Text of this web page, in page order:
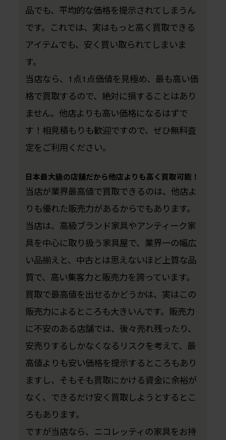
品でも、平均的な価格を提示されてしまうん
です。これでは、実はもっと高く買取できる
アイテムでも、安く買い取られてしまいま
す。
当店なら、1点1点価値を見極め、最も高い価
格で買取するので、絶対に損することはあり
ません。他店よりも高い価格になるはずで
す！相見積もりも歓迎ですので、ぜひ無料査
定をご利用ください。
日本最大級の店舗だから他店よりも高く買取可能！
当店が業界最高値で買取できるのは、他店よ
りも優れた販売力があるからでもあります。
当店は、高級ブランド家具やアンティーク家
具を中心に取り扱う家具屋で、業界一の幅広
い品揃えと、中古とは思えないほど上質な品
質で、高い集客力と販売力を誇っています。
買取で最高値を出せるかどうかは、実はこの
販売力によるところも大きいんです。販売力
に不安のある店舗では、後々売れ残ったり、
安売りするしかなくなるリスクを考えて、最
高値よりも安い価格を提示するところもあり
ますし、そもそも買取にかける資金に余裕が
なく、できるだけ安く買取しようとするとこ
ろもあります。
ですが当店なら、ニコレッティの家具をお持